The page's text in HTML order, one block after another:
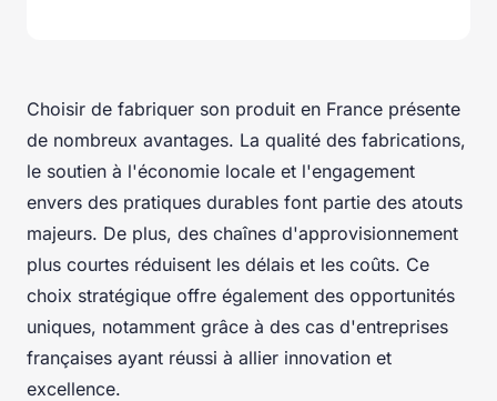
Choisir de fabriquer son produit en France présente
de nombreux avantages. La qualité des fabrications,
le soutien à l'économie locale et l'engagement
envers des pratiques durables font partie des atouts
majeurs. De plus, des chaînes d'approvisionnement
plus courtes réduisent les délais et les coûts. Ce
choix stratégique offre également des opportunités
uniques, notamment grâce à des cas d'entreprises
françaises ayant réussi à allier innovation et
excellence.